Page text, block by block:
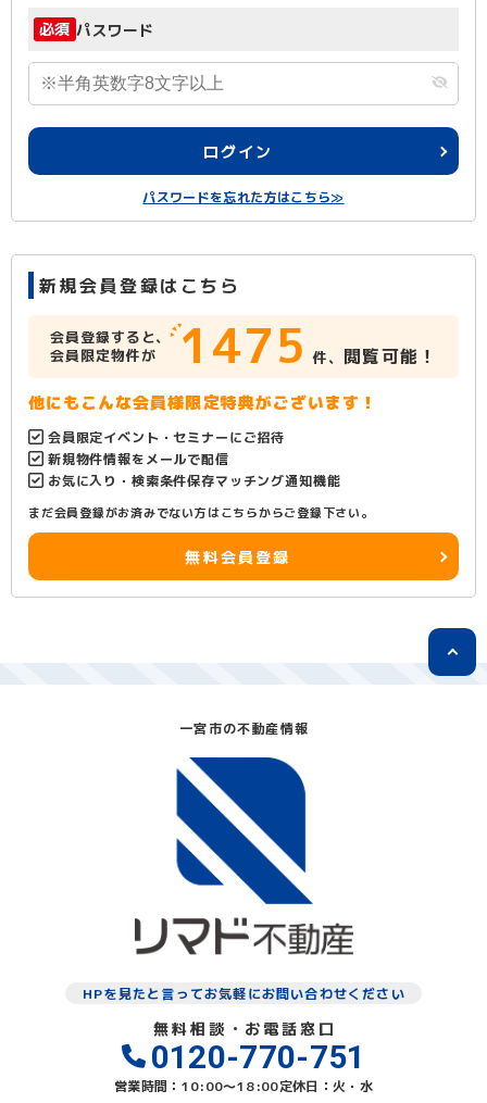
必須 パスワード
ログイン
パスワードを忘れた方はこちら≫
新規会員登録はこちら
会員登録すると、
会員限定物件が
1475 件、 閲覧可能！
他にもこんな会員様限定特典がございます！
会員限定イベント・セミナーにご招待
新規物件情報をメールで配信
お気に入り・検索条件保存マッチング通知機能
まだ会員登録がお済みでない方はこちらからご登録下さい。
無料会員登録
一宮市の不動産情報
HPを見たと言ってお気軽にお問い合わせください
無料相談・お電話窓口
0120-770-751
営業時間：10:00〜18:00定休日：火・水